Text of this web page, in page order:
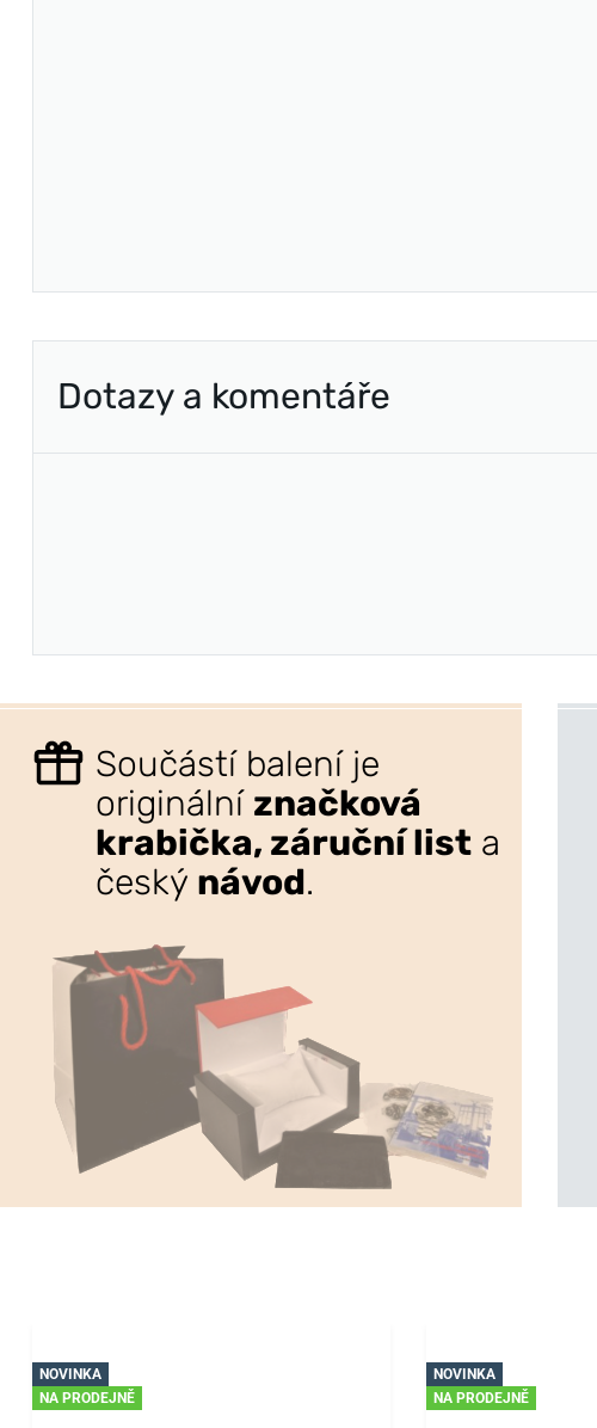
Dotazy a komentáře
Součástí balení je
originální značková
krabička, záruční list a
český návod.
NOVINKA
NA PRODEJNĚ
NOVINKA
NA PRODEJNĚ